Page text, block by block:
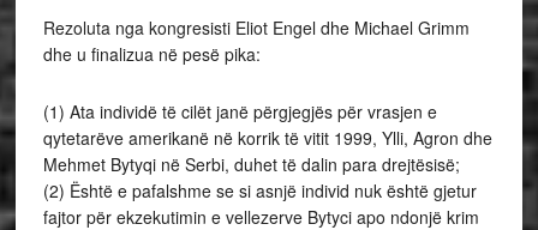
Rezoluta nga kongresisti Eliot Engel dhe Michael Grimm
dhe u finalizua në pesë pika:
(1) Ata individë të cilët janë përgjegjës për vrasjen e
qytetarëve amerikanë në korrik të vitit 1999, Ylli, Agron dhe
Mehmet Bytyqi në Serbi, duhet të dalin para drejtësisë;
(2) Është e pafalshme se si asnjë individ nuk është gjetur
fajtor për ekzekutimin e vellezerve Bytyci apo ndonjë krim